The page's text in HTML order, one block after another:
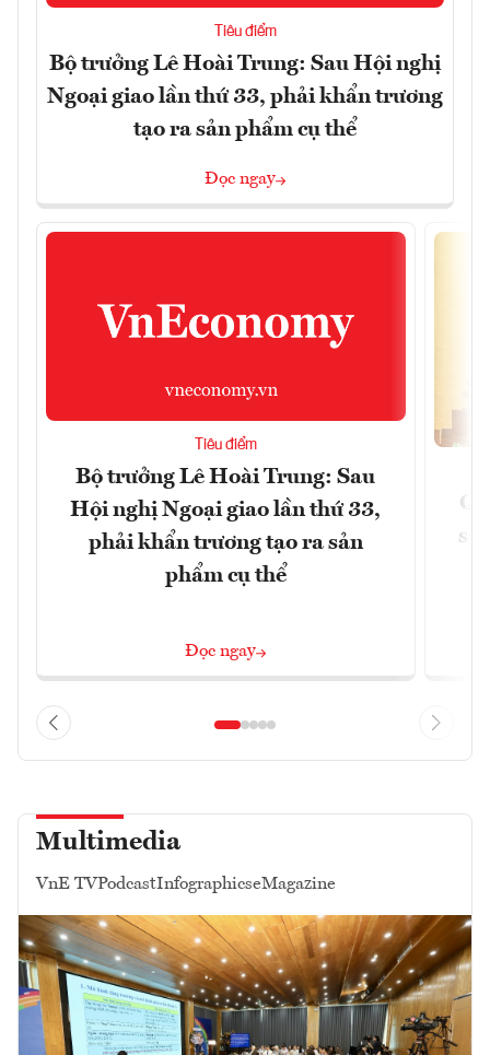
Tiêu điểm
Bộ trưởng Lê Hoài Trung: Sau Hội nghị
Ngoại giao lần thứ 33, phải khẩn trương
tạo ra sản phẩm cụ thể
Đọc ngay
Tiêu điểm
Bộ trưởng Lê Hoài Trung: Sau
Hội nghị Ngoại giao lần thứ 33,
phải khẩn trương tạo ra sản
phẩm cụ thể
Đọc ngay
Multimedia
VnE TVPodcastInfographicseMagazine